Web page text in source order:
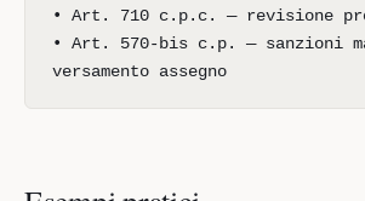
• Art. 710 c.p.c. — revisione
• Art. 570-bis c.p. — sanzioni
versamento assegno